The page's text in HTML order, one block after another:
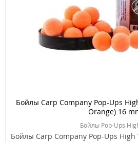
Бойлы Carp Company Pop-Ups
Orange) 16
Бойлы Pop-Ups
Бойлы Carp Company Pop-Ups